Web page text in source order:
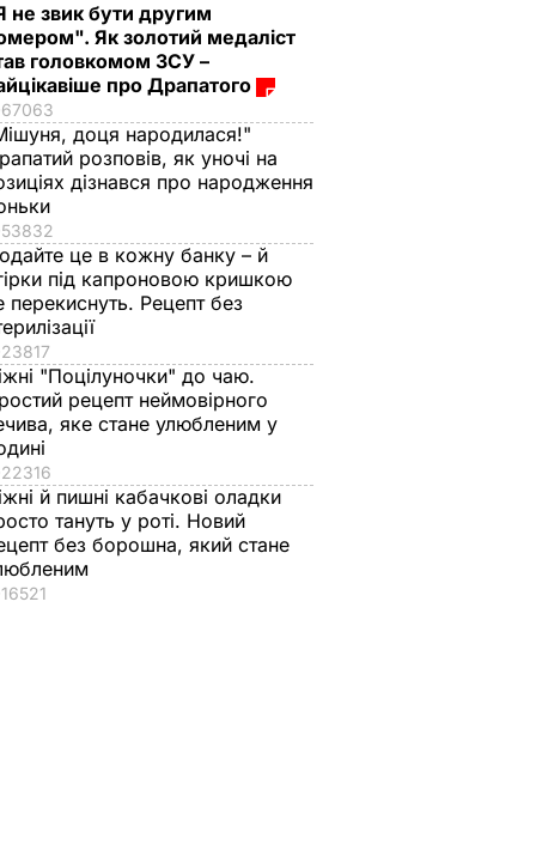
не звик бути другим
Як золотий медаліст
головкомом ЗСУ –
про Драпатого
67063
доця народилася!"
розповів, як уночі на
дізнався про народження
53832
це в кожну банку – й
під капроновою кришкою
перекиснуть. Рецепт без
23817
"Поцілуночки" до чаю.
рецепт неймовірного
яке стане улюбленим у
22316
й пишні кабачкові оладки
тануть у роті. Новий
без борошна, який стане
16521